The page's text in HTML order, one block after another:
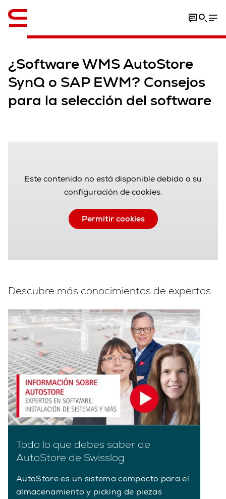
SynQ or SAP
¿Software WMS AutoStore
SynQ o SAP EWM? Consejos
para la selección del software
Este contenido no está disponible debido a su
configuración de cookies.
Permitir cookies
Descubre más conocimientos de expertos
Todo lo que debes saber de
AutoStore de Swisslog
AutoStore es un sistema compacto para el
almacenamiento y picking de piezas